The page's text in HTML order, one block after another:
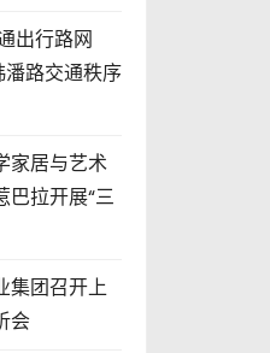
出行路网
路交通秩序
家居与艺术
巴拉开展“三
集团召开上
会